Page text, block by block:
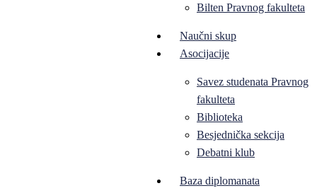
Bilten Pravnog fakulteta
Naučni skup
Asocijacije
Savez studenata Pravnog
fakulteta
Biblioteka
Besjednička sekcija
Debatni klub
Baza diplomanata